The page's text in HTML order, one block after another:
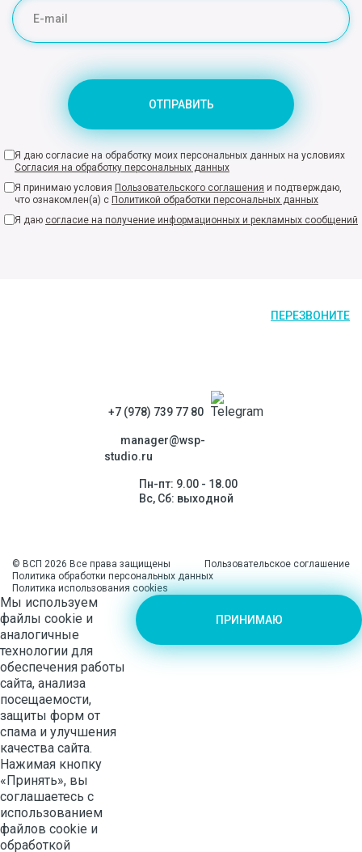
ОТПРАВИТЬ
Я даю согласие на обработку моих персональных данных на условиях
Согласия на обработку персональных данных
Я принимаю условия Пользовательского соглашения и подтверждаю,
что ознакомлен(а) с Политикой обработки персональных данных
Я даю согласие на получение информационных и рекламных сообщений
+7 (978) 739 77 80
manager@wsp-
studio.ru
Пн-пт: 9.00 - 18.00
Вс, Сб: выходной
ПЕРЕЗВОНИТЕ
© ВСП 2026 Все права защищены
Пользовательское соглашение
Политика обработки персональных данных
Политика использования cookies
Мы используем
файлы cookie и
аналогичные
технологии для
обеспечения работы
сайта, анализа
посещаемости,
защиты форм от
спама и улучшения
качества сайта.
Нажимая кнопку
«Принять», вы
соглашаетесь с
использованием
файлов cookie и
обработкой
ПРИНИМАЮ